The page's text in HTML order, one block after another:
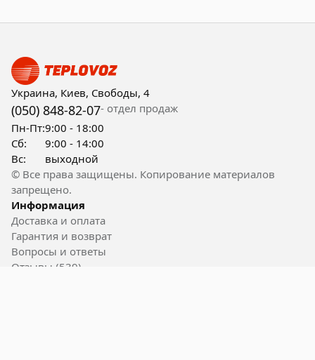
Украина, Киев, Свободы, 4
(050) 848-82-07- отдел продаж
Пн-Пт:9:00 - 18:00
Сб:
9:00 - 14:00
Вс:
выходной
© Все права защищены. Копирование материалов
запрещено.
Информация
Доставка и оплата
Гарантия и возврат
Вопросы и ответы
Отзывы (539)